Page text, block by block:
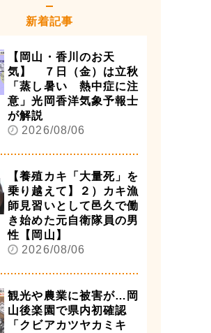
新着記事
【岡山・香川のお天
気】 ７日（金）は立秋
「蒸し暑い 熱中症に注
意」光岡香洋気象予報士
が解説
2026/08/06
【養殖カキ「大量死」を
乗り越えて】２）カキ漁
師見習いとして邑久で働
き始めた元自衛隊員の男
性【岡山】
2026/08/06
観光や農業に被害が…岡
山後楽園で県内初確認
「クビアカツヤカミキ